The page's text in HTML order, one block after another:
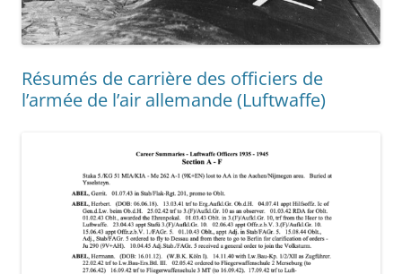
Résumés de carrière des officiers de
l’armée de l’air allemande (Luftwaffe)